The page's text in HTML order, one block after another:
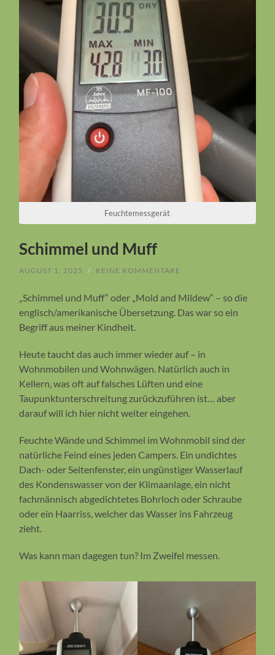
Feuchtemessgerät
Schimmel und Muff
AUGUST 1, 2025 / KEINE KOMMENTARE
„Schimmel und Muff“ oder „Mold and Mildew“ – so die
englisch/amerikanische Übersetzung. Das war so ein
Begriff aus meiner Kindheit.
Heute taucht das auch immer wieder auf – in
Wohnmobilen und Wohnwägen. Natürlich auch in
Kellern, was oft auf falsches Lüften und eine
Taupunktunterschreitung zurückzuführen ist… aber
darauf will ich hier nicht weiter eingehen.
Feuchte Wände und Schimmel im Wohnmobil sind der
natürliche Feind eines jeden Campers. Ein undichtes
Dach- oder Seitenfenster, ein ungünstiger Wasserlauf
des Kondenswasser von der Klimaanlage, ein nicht
fachmännisch abgedichtetes Bohrloch oder Schraube
oder ein Haarriss, welcher das Wasser ins Fahrzeug
zieht.
Was kann man dagegen tun? Im Zweifel messen.